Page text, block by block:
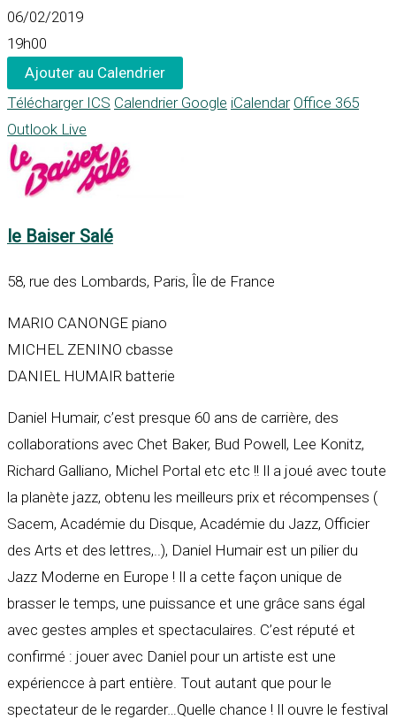
06/02/2019
19h00
Ajouter au Calendrier
Télécharger ICS Calendrier Google iCalendar Office 365
Outlook Live
le Baiser Salé
58, rue des Lombards, Paris, Île de France
MARIO CANONGE piano
MICHEL ZENINO cbasse
DANIEL HUMAIR batterie
Daniel Humair, c’est presque 60 ans de carrière, des
collaborations avec Chet Baker, Bud Powell, Lee Konitz,
Richard Galliano, Michel Portal etc etc !! Il a joué avec toute
la planète jazz, obtenu les meilleurs prix et récompenses (
Sacem, Académie du Disque, Académie du Jazz, Officier
des Arts et des lettres,..), Daniel Humair est un pilier du
Jazz Moderne en Europe ! Il a cette façon unique de
brasser le temps, une puissance et une grâce sans égal
avec gestes amples et spectaculaires. C’est réputé et
confirmé : jouer avec Daniel pour un artiste est une
expériencce à part entière. Tout autant que pour le
spectateur de le regarder…Quelle chance ! Il ouvre le festival